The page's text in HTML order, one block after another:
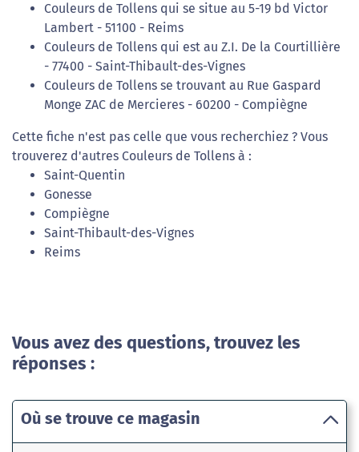
Couleurs de Tollens qui se situe au 5-19 bd Victor
Lambert - 51100 - Reims
Couleurs de Tollens qui est au Z.I. De la Courtillière
- 77400 - Saint-Thibault-des-Vignes
Couleurs de Tollens se trouvant au Rue Gaspard
Monge ZAC de Mercieres - 60200 - Compiègne
Cette fiche n'est pas celle que vous recherchiez ? Vous
trouverez d'autres Couleurs de Tollens à :
Saint-Quentin
Gonesse
Compiègne
Saint-Thibault-des-Vignes
Reims
Vous avez des questions, trouvez les
réponses :
Où se trouve ce magasin